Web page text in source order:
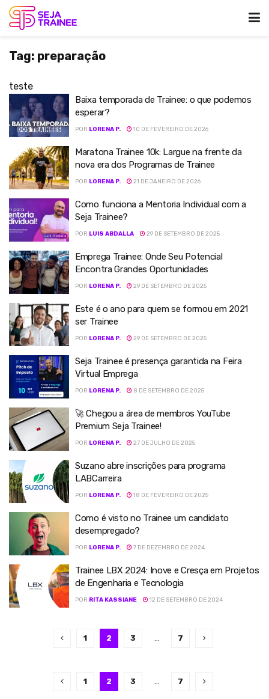
Tag: preparação
teste
Baixa temporada de Trainee: o que podemos
esperar?
POR LORENA P. 10 DE FEVEREIRO DE 2026
Maratona Trainee 10k: Largue na frente da
nova era dos Programas de Trainee
POR LORENA P. 21 DE JANEIRO DE 2026
Como funciona a Mentoria Individual com a
Seja Trainee?
POR LUIS ABDALLA 29 DE SETEMBRO DE 2025
Emprega Trainee: Onde Seu Potencial
Encontra Grandes Oportunidades
POR LORENA P. 29 DE SETEMBRO DE 2025
Este é o ano para quem se formou em 2021
ser Trainee
POR LORENA P. 29 DE SETEMBRO DE 2025
Seja Trainee é presença garantida na Feira
Virtual Emprega
POR LORENA P. 8 DE SETEMBRO DE 2025
🚀 Chegou a área de membros YouTube
Premium Seja Trainee!
POR LORENA P. 27 DE JULHO DE 2025
Suzano abre inscrições para programa
LABCarreira
POR LORENA P. 18 DE FEVEREIRO DE 2025
Como é visto no Trainee um candidato
desempregado?
POR LORENA P. 7 DE DEZEMBRO DE 2024
Trainee LBX 2024: Inove e Cresça em Projetos
de Engenharia e Tecnologia
POR RITA KASSIANE 12 DE SETEMBRO DE 2024
1 2 3 … 7
1 2 3 … 7